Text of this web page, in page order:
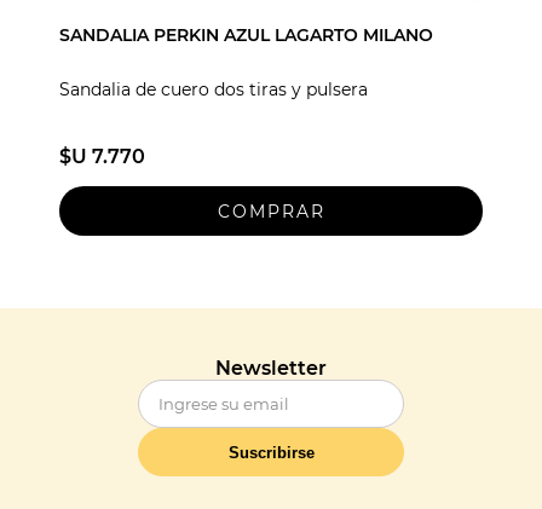
SANDALIA PERKIN AZUL LAGARTO MILANO
Sandalia de cuero dos tiras y pulsera
$U 7.770
Newsletter
Suscribirse